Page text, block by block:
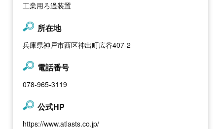
工業用ろ過装置
所在地
兵庫県神戸市西区神出町広谷407-2
電話番号
078-965-3119
公式HP
https://www.atlasts.co.jp/